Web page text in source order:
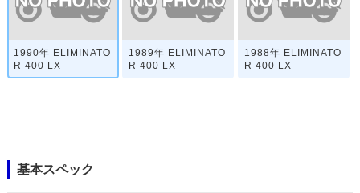
1990年 ELIMINATO
R 400 LX
1989年 ELIMINATO
R 400 LX
1988年 ELIMINATO
R 400 LX
基本スペック